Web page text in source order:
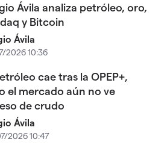
Ávila analiza petróleo, oro,
y Bitcoin
Ávila
2026 10:36
cae tras la OPEP+,
el mercado aún no ve
de crudo
Ávila
2026 10:47